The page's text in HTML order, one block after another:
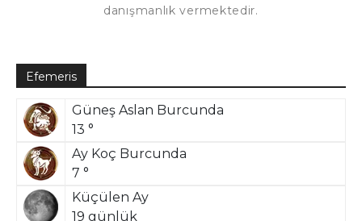
danışmanlık vermektedir.
Efemeris
Güneş Aslan Burcunda
13 °
Ay Koç Burcunda
7 °
Küçülen Ay
19 günlük